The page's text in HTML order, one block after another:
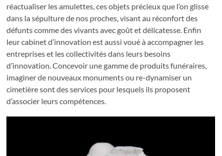
réactualiser les amulettes, ces objets précieux que l’on glisse
dans la sépulture de nos proches, visant au réconfort des
défunts comme des vivants avec goût et délicatesse. Enfin
leur cabinet d’innovation est aussi voué à accompagner les
entreprises et les collectivités dans leurs besoins
d’innovation. Concevoir une gamme de produits funéraires,
imaginer de nouveaux monuments ou re-dynamiser un
cimetière sont des services pour lesquels ils proposent
d’associer leurs compétences.